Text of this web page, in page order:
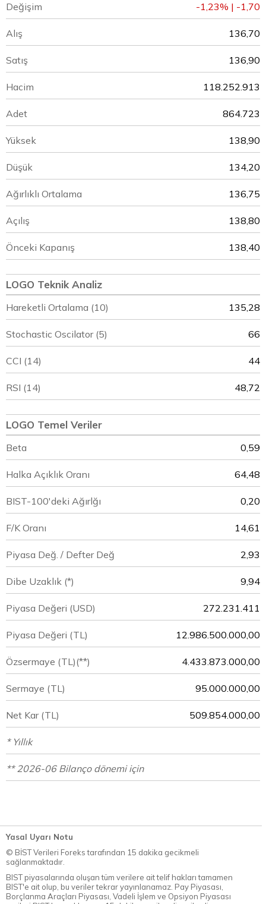
Değişim -1,23% | -1,70
Alış 136,70
Satış 136,90
Hacim 118.252.913
Adet 864.723
Yüksek 138,90
Düşük 134,20
Ağırlıklı Ortalama 136,75
Açılış 138,80
Önceki Kapanış 138,40
LOGO Teknik Analiz
Hareketli Ortalama (10) 135,28
Stochastic Oscilator (5) 66
CCI (14) 44
RSI (14) 48,72
LOGO Temel Veriler
Beta 0,59
Halka Açıklık Oranı 64,48
BIST-100'deki Ağırlğı 0,20
F/K Oranı 14,61
Piyasa Değ. / Defter Değ 2,93
Dibe Uzaklık (*) 9,94
Piyasa Değeri (USD) 272.231.411
Piyasa Değeri (TL) 12.986.500.000,00
Özsermaye (TL)(**) 4.433.873.000,00
Sermaye (TL) 95.000.000,00
Net Kar (TL) 509.854.000,00
* Yıllık
** 2026-06 Bilanço dönemi için
Yasal Uyarı Notu
© BİST Verileri Foreks tarafından 15 dakika gecikmeli
sağlanmaktadır.
BIST piyasalarında oluşan tüm verilere ait telif hakları tamamen
BIST'e ait olup, bu veriler tekrar yayınlanamaz. Pay Piyasası,
Borçlanma Araçları Piyasası, Vadeli İşlem ve Opsiyon Piyasası